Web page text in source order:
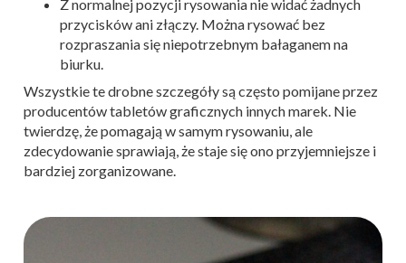
Z normalnej pozycji rysowania nie widać żadnych
przycisków ani złączy. Można rysować bez
rozpraszania się niepotrzebnym bałaganem na
biurku.
Wszystkie te drobne szczegóły są często pomijane przez
producentów tabletów graficznych innych marek. Nie
twierdzę, że pomagają w samym rysowaniu, ale
zdecydowanie sprawiają, że staje się ono przyjemniejsze i
bardziej zorganizowane.